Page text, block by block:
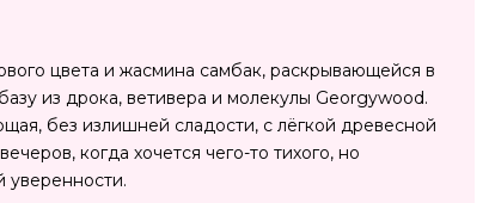
цвета и жасмина самбак, раскрывающейся в
из дрока, ветивера и молекулы Georgywood.
без излишней сладости, с лёгкой древесной
когда хочется чего-то тихого, но
уверенности.